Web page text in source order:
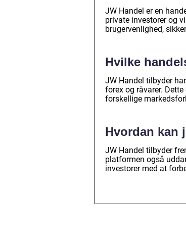
JW Handel er en
private investorer og
brugervenlighed,
Hvilke
JW Handel tilbyder
forex og råvarer.
forskellige
Hvordan kan
JW Handel tilbyder
platformen også
investorer med at